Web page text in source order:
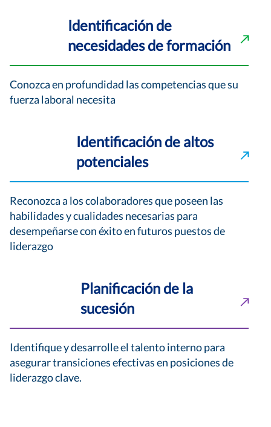
Identificación de
necesidades de formación
Conozca en profundidad las competencias que su
fuerza laboral necesita
Identificación de altos
potenciales
Reconozca a los colaboradores que poseen las
habilidades y cualidades necesarias para
desempeñarse con éxito en futuros puestos de
liderazgo
Planificación de la
sucesión
Identifique y desarrolle el talento interno para
asegurar transiciones efectivas en posiciones de
liderazgo clave.